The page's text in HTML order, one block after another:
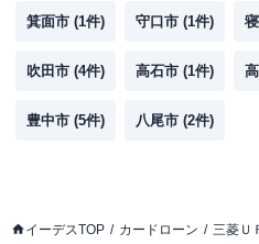
箕面市 (1件) 守口市 (1件)
吹田市 (4件) 高石市 (1件)
豊中市 (5件) 八尾市 (2件)
イーデスTOP カードローン 三菱Ｕ